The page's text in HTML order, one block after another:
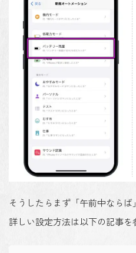
そうしたらまず「午前中ならば
詳しい設定方法は以下の記事を